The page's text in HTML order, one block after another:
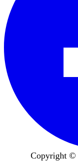
Copyright ©